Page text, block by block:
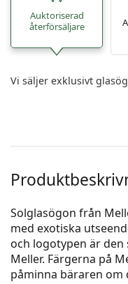
Auktoriserad
återförsäljare
Vi säljer exklusivt
Solglasögon från
med exotiska
och logotypen är den
Meller. Färgerna på
påminna bäraren om